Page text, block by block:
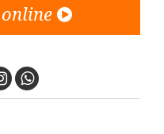
Instagram
Whatsapp